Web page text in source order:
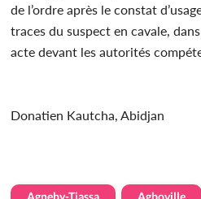
de l’ordre après le constat
traces du suspect en cavale,
acte devant les autorités
Donatien Kautcha, Abidjan
Agneby-Tiassa Agboville